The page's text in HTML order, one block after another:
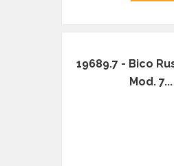
19689.7 - Bico
Mod. 7...